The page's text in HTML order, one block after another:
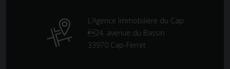
L’Agence Immobilière du Cap
24, avenue du Bassin
33970 Cap-Ferret